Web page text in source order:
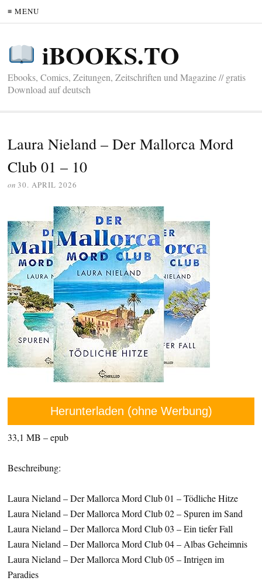
≡ MENU
iBOOKS.TO
Ebooks, Comics, Zeitungen, Zeitschriften und Magazine // gratis
Download auf deutsch
Laura Nieland – Der Mallorca Mord
Club 01 – 10
on 30. APRIL 2026
Herunterladen (ohne Werbung)
33,1 MB – epub
Beschreibung:
Laura Nieland – Der Mallorca Mord Club 01 – Tödliche Hitze
Laura Nieland – Der Mallorca Mord Club 02 – Spuren im Sand
Laura Nieland – Der Mallorca Mord Club 03 – Ein tiefer Fall
Laura Nieland – Der Mallorca Mord Club 04 – Albas Geheimnis
Laura Nieland – Der Mallorca Mord Club 05 – Intrigen im
Paradies